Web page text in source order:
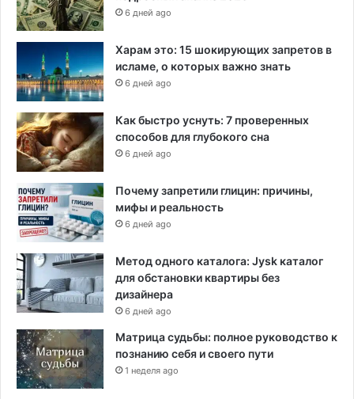
6 дней ago
Харам это: 15 шокирующих запретов в
исламе, о которых важно знать
6 дней ago
Как быстро уснуть: 7 проверенных
способов для глубокого сна
6 дней ago
Почему запретили глицин: причины,
мифы и реальность
6 дней ago
Метод одного каталога: Jysk каталог
для обстановки квартиры без
дизайнера
6 дней ago
Матрица судьбы: полное руководство к
познанию себя и своего пути
1 неделя ago